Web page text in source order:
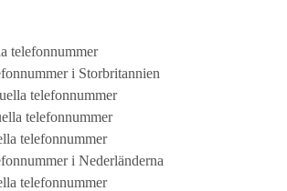
telefonnummer
i Storbritannien
telefonnummer
telefonnummer
telefonnummer
i Nederländerna
telefonnummer